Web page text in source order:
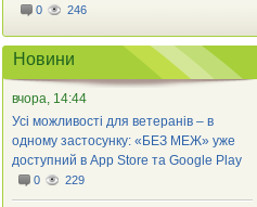
0 246
Новини
вчора, 14:44
Усі можливості для ветеранів – в
одному застосунку: «БЕЗ МЕЖ» уже
доступний в App Store та Google Play
0 229